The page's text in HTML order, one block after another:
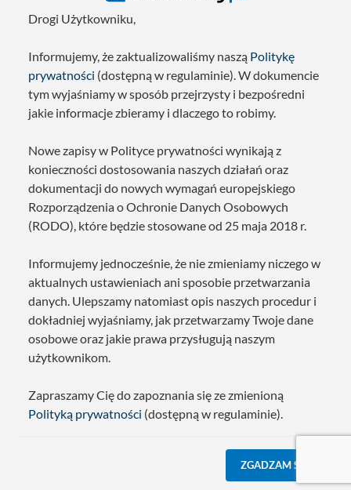
Drogi Użytkowniku,
Informujemy, że zaktualizowaliśmy naszą Politykę
prywatności (dostępną w regulaminie). W dokumencie
tym wyjaśniamy w sposób przejrzysty i bezpośredni
jakie informacje zbieramy i dlaczego to robimy.
Nowe zapisy w Polityce prywatności wynikają z
konieczności dostosowania naszych działań oraz
dokumentacji do nowych wymagań europejskiego
Rozporządzenia o Ochronie Danych Osobowych
(RODO), które będzie stosowane od 25 maja 2018 r.
Informujemy jednocześnie, że nie zmieniamy niczego w
aktualnych ustawieniach ani sposobie przetwarzania
danych. Ulepszamy natomiast opis naszych procedur i
dokładniej wyjaśniamy, jak przetwarzamy Twoje dane
osobowe oraz jakie prawa przysługują naszym
użytkownikom.
Zapraszamy Cię do zapoznania się ze zmienioną
Polityką prywatności (dostępną w regulaminie).
ZGADZAM SIĘ